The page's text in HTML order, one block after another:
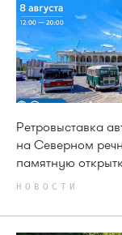
Ретровыставка
на Северном
памятную
НОВОСТИ